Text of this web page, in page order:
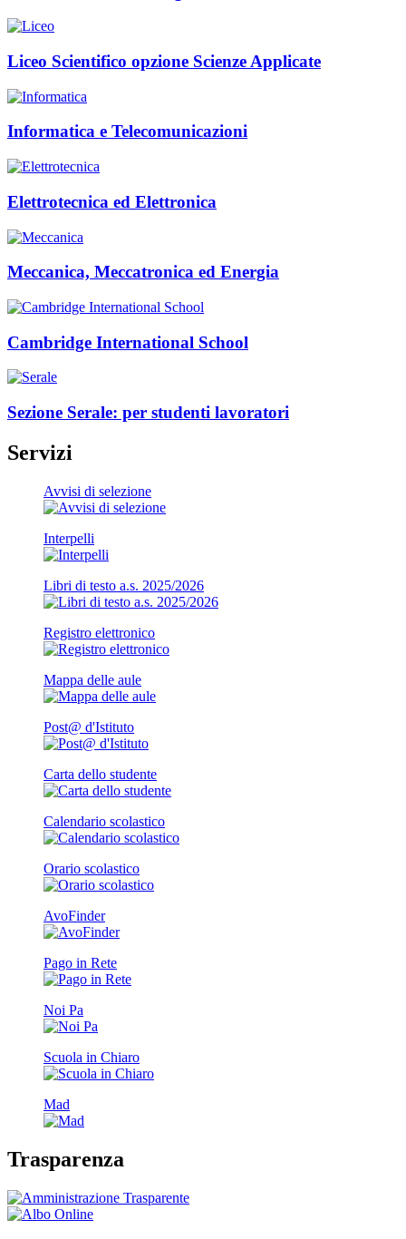
Liceo Scientifico opzione Scienze Applicate
Informatica e Telecomunicazioni
Elettrotecnica ed Elettronica
Meccanica, Meccatronica ed Energia
Cambridge International School
Sezione Serale: per studenti lavoratori
Servizi
Avvisi di selezione
Interpelli
Libri di testo a.s. 2025/2026
Registro elettronico
Mappa delle aule
Post@ d'Istituto
Carta dello studente
Calendario scolastico
Orario scolastico
AvoFinder
Pago in Rete
Noi Pa
Scuola in Chiaro
Mad
Trasparenza